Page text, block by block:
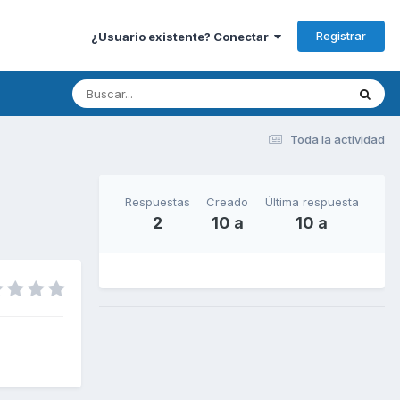
¿Usuario existente? Conectar Registrar
Toda la actividad
Respuestas
2
Creado
10 a
Última respuesta
10 a